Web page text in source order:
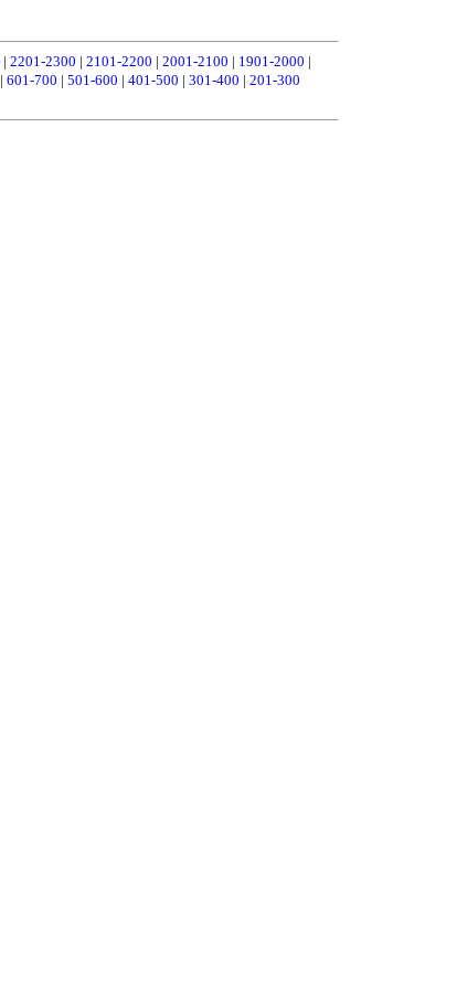
| 2201-2300 | 2101-2200 | 2001-2100 | 1901-2000 |
| 601-700 | 501-600 | 401-500 | 301-400 | 201-300